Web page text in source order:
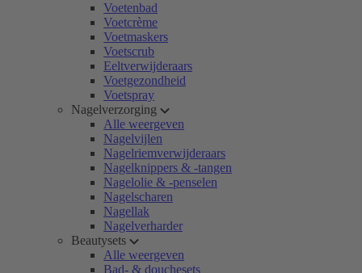
Voetenbad
Voetcrème
Voetmaskers
Voetscrub
Eeltverwijderaars
Voetgezondheid
Voetspray
Nagelverzorging
Alle weergeven
Nagelvijlen
Nagelriemverwijderaars
Nagelknippers & -tangen
Nagelolie & -penselen
Nagelscharen
Nagellak
Nagelverharder
Beautysets
Alle weergeven
Bad- & douchesets